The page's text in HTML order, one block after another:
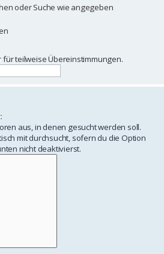
oder Suche wie angegeben
teilweise Übereinstimmungen.
aus, in denen gesucht werden soll.
mit durchsucht, sofern du die Option
nicht deaktivierst.